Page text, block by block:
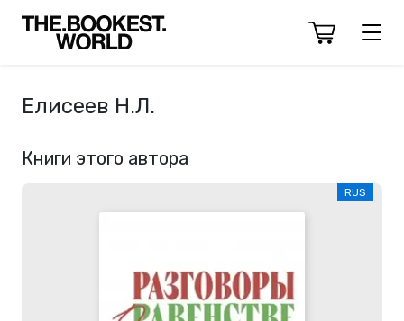
Елисеев Н.Л.
Книги этого автора
RUS